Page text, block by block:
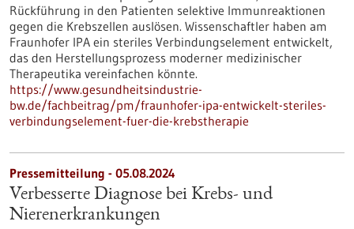
Rückführung in den Patienten selektive Immunreaktionen
gegen die Krebszellen auslösen. Wissenschaftler haben am
Fraunhofer IPA ein steriles Verbindungselement entwickelt,
das den Herstellungsprozess moderner medizinischer
Therapeutika vereinfachen könnte.
https://www.gesundheitsindustrie-
bw.de/fachbeitrag/pm/fraunhofer-ipa-entwickelt-steriles-
verbindungselement-fuer-die-krebstherapie
Pressemitteilung - 05.08.2024
Verbesserte Diagnose bei Krebs- und
Nierenerkrankungen